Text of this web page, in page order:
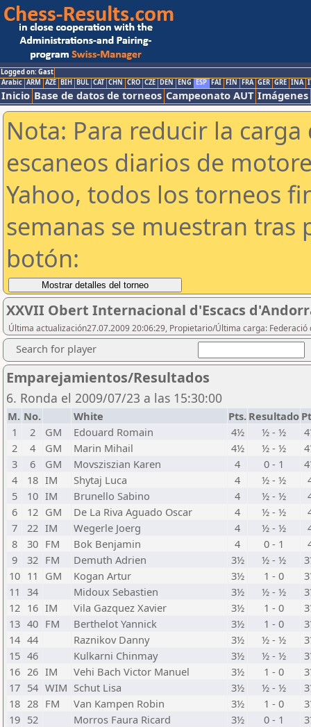
Logged on: Gast
Arabic ARM AZE BIH BUL CAT CHN CRO CZE DEN ENG ESP FAI FIN FRA GER GRE INA
Inicio Base de datos de torneos Campeonato AUT Imágenes
Nota: Para reducir la
escaneos diarios de
Yahoo, todos los torneos
semanas se muestran tras
botón:
XXVII Obert Internacional d'Escacs
Última actualización27.07.2009 20:06:29, Propietario/Última carga: Federació
Search for player
Emparejamientos/Resultados
6. Ronda el 2009/07/23 a las 15:30:00
M. No. White Pts. Resultado
1
2 GM Edouard Romain 4½ ½ - ½
2
4 GM Marin Mihail 4½ ½ - ½
3
6 GM Movsziszian Karen 4 0 - 1
4
18 IM Shytaj Luca 4 ½ - ½
5
10 IM Brunello Sabino 4 ½ - ½
6
12 GM De La Riva Aguado Oscar 4 ½ - ½
7
22 IM Wegerle Joerg 4 ½ - ½
8
30 FM Bok Benjamin 4 0 - 1
9
32 FM Demuth Adrien 3½ ½ - ½
10 11 GM Kogan Artur 3½ 1 - 0
11 34 Midoux Sebastien 3½ ½ - ½
12 16 IM Vila Gazquez Xavier 3½ 1 - 0
13 40 FM Berthelot Yannick 3½ 1 - 0
14 44 Raznikov Danny 3½ ½ - ½
15 46 Kulkarni Chinmay 3½ ½ - ½
16 26 IM Vehi Bach Victor Manuel 3½ 1 - 0
17 54 WIM Schut Lisa 3½ ½ - ½
18 28 FM Van Kampen Robin 3½ 1 - 0
19 52 Morros Faura Ricard 3½ 0 - 1